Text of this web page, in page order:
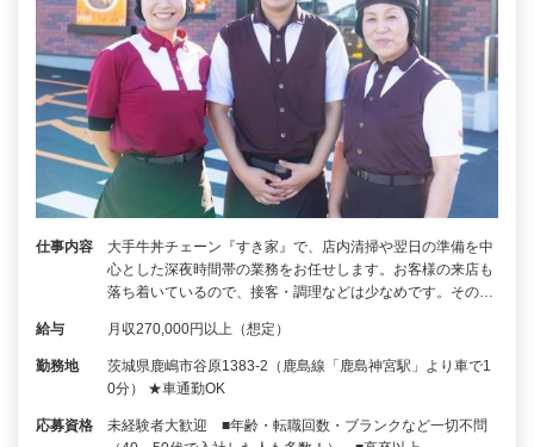
仕事内容
大手牛丼チェーン『すき家』で、店内清掃や翌日の準備を中
心とした深夜時間帯の業務をお任せします。お客様の来店も
落ち着いているので、接客・調理などは少なめです。その…
給与 月収270,000円以上（想定）
勤務地
茨城県鹿嶋市谷原1383-2（鹿島線「鹿島神宮駅」より車で1
0分） ★車通勤OK
応募資格
未経験者大歓迎 ■年齢・転職回数・ブランクなど一切不問